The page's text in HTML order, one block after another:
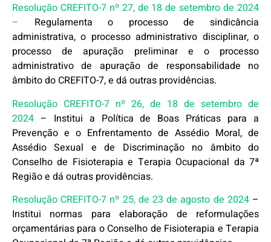
Resolução CREFITO-7 nº 27, de 18 de setembro de 2024
– Regulamenta o processo de sindicância
administrativa, o processo administrativo disciplinar, o
processo de apuração preliminar e o processo
administrativo de apuração de responsabilidade no
âmbito do CREFITO-7, e dá outras providências.
Resolução CREFITO-7 nº 26, de 18 de setembro de
2024 – Institui a Política de Boas Práticas para a
Prevenção e o Enfrentamento de Assédio Moral, de
Assédio Sexual e de Discriminação no âmbito do
Conselho de Fisioterapia e Terapia Ocupacional da 7ª
Região e dá outras providências.
Resolução CREFITO-7 nº 25, de 23 de agosto de 2024–
Institui normas para elaboração de reformulações
orçamentárias para o Conselho de Fisioterapia e Terapia